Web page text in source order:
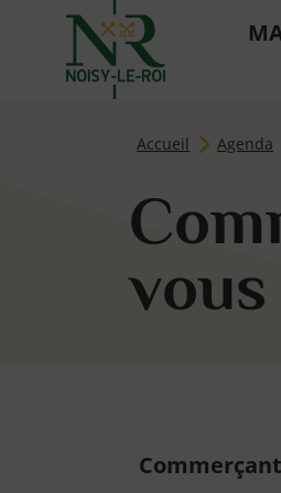
Accueil
Page d'accueil du
Agenda
vous